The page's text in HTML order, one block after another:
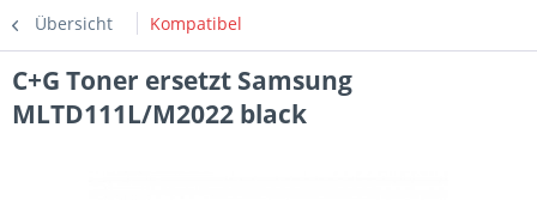
Übersicht Kompatibel
C+G Toner ersetzt Samsung
MLTD111L/M2022 black